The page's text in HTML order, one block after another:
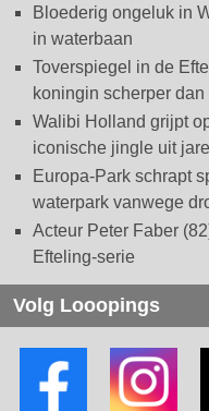
Bloederig ongeluk in
in waterbaan
Toverspiegel in de
koningin scherper dan
Walibi Holland grijpt
iconische jingle uit
Europa-Park schrapt
waterpark vanwege
Acteur Peter Faber
Efteling-serie
Volg Looopings